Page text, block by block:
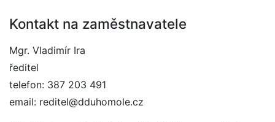
Kontakt na zaměstnavatele
Mgr. Vladimír Ira
ředitel
telefon: 387 203 491
email: reditel@dduhomole.cz